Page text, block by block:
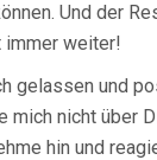
Und der
immer weiter!
gelassen und
mich nicht über
hin und